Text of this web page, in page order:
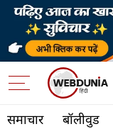
समाचार बॉलीवुड